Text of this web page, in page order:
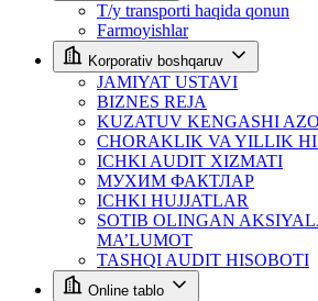
T/y transporti haqida qonun
Farmoyishlar
Korporativ boshqaruv
JAMIYAT USTAVI
BIZNES REJA
KUZATUV KENGASHI
CHORAKLIK VA YILLIK
ICHKI AUDIT XIZMATI
МУХИМ ФАКТЛАР
ICHKI HUJJATLAR
SOTIB OLINGAN
MA’LUMOT
TASHQI AUDIT HISOBOTI
Online tablo